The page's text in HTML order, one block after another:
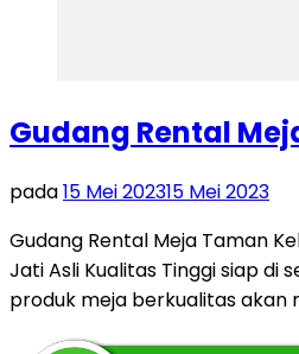
Gudang Rental
pada15 Mei 202315 Mei 2023
Gudang Rental Meja Taman
Jati Asli Kualitas Tinggi siap
produk meja berkualitas akan